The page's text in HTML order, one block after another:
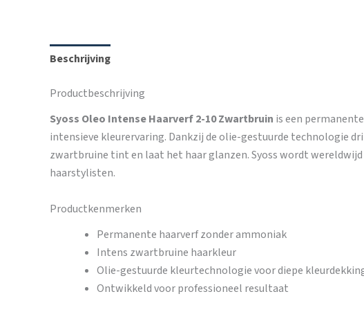
Beschrijving
Productbeschrijving
Syoss Oleo Intense Haarverf 2-10 Zwartbruin is een
intensieve kleurervaring. Dankzij de olie-gestuurde technologie
zwartbruine tint en laat het haar glanzen. Syoss wordt
haarstylisten.
Productkenmerken
Permanente haarverf zonder ammoniak
Intens zwartbruine haarkleur
Olie-gestuurde kleurtechnologie voor diepe
Ontwikkeld voor professioneel resultaat